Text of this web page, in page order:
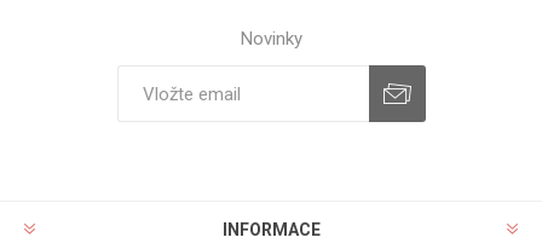
Novinky
INFORMACE